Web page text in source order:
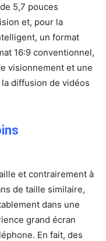
5,7 pouces
et, pour la
un format
16:9 conventionnel,
visionnement et une
diffusion de vidéos
et contrairement à
de taille similaire,
dans une
grand écran
En fait, des